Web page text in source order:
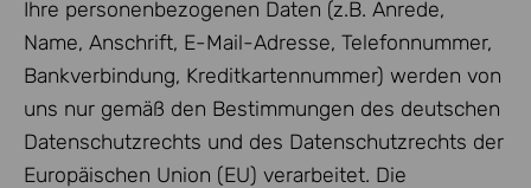
Ihre personenbezogenen Daten (z.B. Anrede,
Name, Anschrift, E-Mail-Adresse, Telefonnummer,
Bankverbindung, Kreditkartennummer) werden von
uns nur gemäß den Bestimmungen des deutschen
Datenschutzrechts und des Datenschutzrechts der
Europäischen Union (EU) verarbeitet. Die